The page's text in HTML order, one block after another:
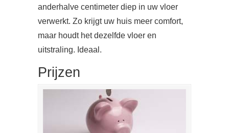
anderhalve centimeter diep in uw vloer
verwerkt. Zo krijgt uw huis meer comfort,
maar houdt het dezelfde vloer en
uitstraling. Ideaal.
Prijzen